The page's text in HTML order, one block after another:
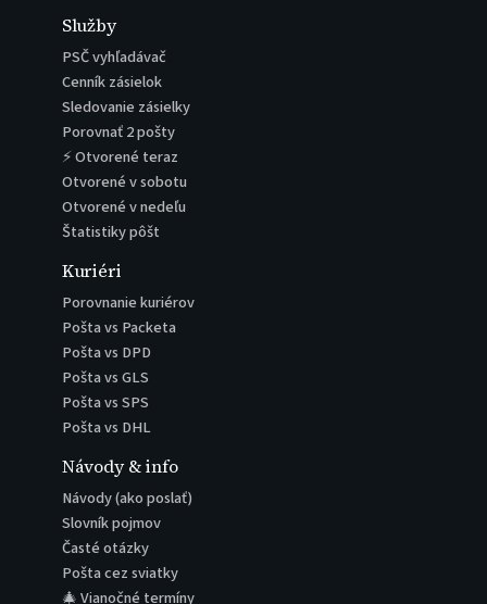
Služby
PSČ vyhľadávač
Cenník zásielok
Sledovanie zásielky
Porovnať 2 pošty
⚡ Otvorené teraz
Otvorené v sobotu
Otvorené v nedeľu
Štatistiky pôšt
Kuriéri
Porovnanie kuriérov
Pošta vs Packeta
Pošta vs DPD
Pošta vs GLS
Pošta vs SPS
Pošta vs DHL
Návody & info
Návody (ako poslať)
Slovník pojmov
Časté otázky
Pošta cez sviatky
🎄 Vianočné termíny